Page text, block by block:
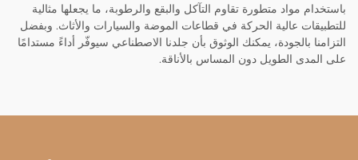
باستخدام مواد متطورة تقاوم التآكل والبقع والرطوبة، ما يجعلها مثالية
للتطبيقات عالية الحركة في قطاعات الموضة والسيارات والأثاث. وبفضل
التزامنا بالجودة، يمكنك الوثوق بأن جلدنا الاصطناعي سيوفّر أداءً مستدامًا
على المدى الطويل دون المساس بالأناقة.